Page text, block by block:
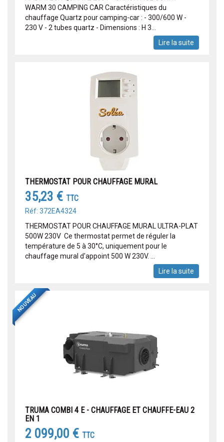
WARM 30 CAMPING CAR Caractéristiques du
chauffage Quartz pour camping-car : - 300/600 W -
230 V - 2 tubes quartz - Dimensions : H 3...
Lire la suite
THERMOSTAT POUR CHAUFFAGE MURAL
35,23 € TTC
Réf: 372EA4324
THERMOSTAT POUR CHAUFFAGE MURAL ULTRA-PLAT
500W 230V Ce thermostat permet de réguler la
température de 5 à 30°C, uniquement pour le
chauffage mural d'appoint 500 W 230V. ...
Lire la suite
NOUVEAU
TRUMA COMBI 4 E - CHAUFFAGE ET CHAUFFE-EAU 2
EN 1
2 099,00 € TTC